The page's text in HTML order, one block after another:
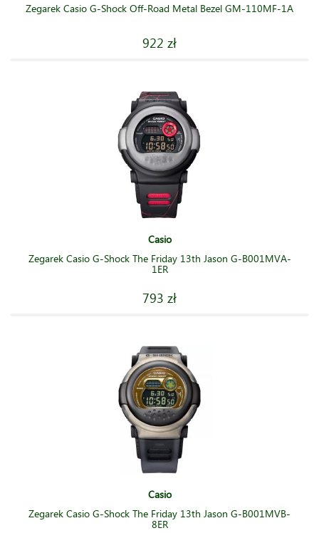
Zegarek Casio G-Shock Off-Road Metal Bezel GM-110MF-1A
922 zł
Casio
Zegarek Casio G-Shock The Friday 13th Jason G-B001MVA-
1ER
793 zł
Casio
Zegarek Casio G-Shock The Friday 13th Jason G-B001MVB-
8ER